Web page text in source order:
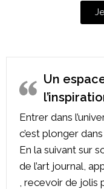
Un
Entrer dans
c’est plonger
En la suivant sur
de l’art journal,
, recevoir de jolis